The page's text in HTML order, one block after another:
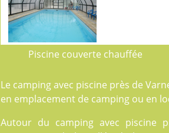
Piscine couverte chauffée
Le camping avec piscine près de
en emplacement de campingou en
Autour du camping avec piscine